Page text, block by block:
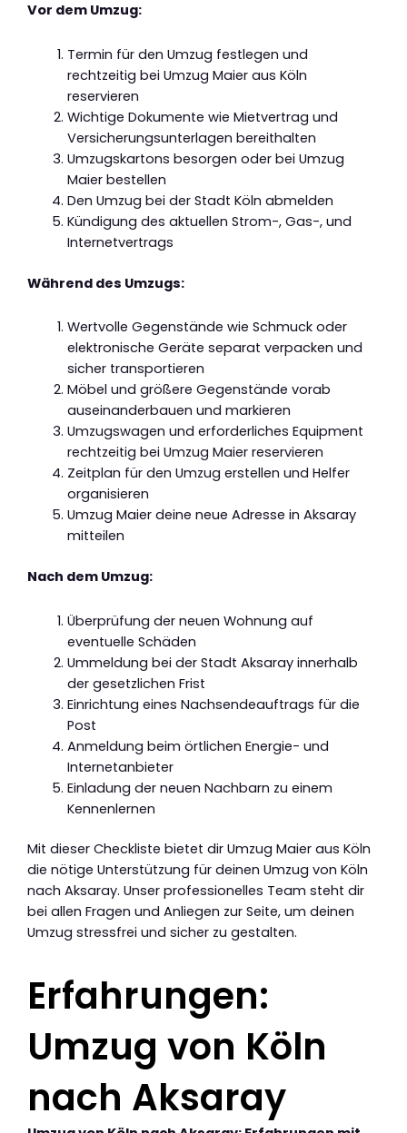
Vor dem Umzug:
Termin für den Umzug festlegen und
rechtzeitig bei Umzug Maier aus Köln
reservieren
Wichtige Dokumente wie Mietvertrag und
Versicherungsunterlagen bereithalten
Umzugskartons besorgen oder bei Umzug
Maier bestellen
Den Umzug bei der Stadt Köln abmelden
Kündigung des aktuellen Strom-, Gas-, und
Internetvertrags
Während des Umzugs:
Wertvolle Gegenstände wie Schmuck oder
elektronische Geräte separat verpacken und
sicher transportieren
Möbel und größere Gegenstände vorab
auseinanderbauen und markieren
Umzugswagen und erforderliches Equipment
rechtzeitig bei Umzug Maier reservieren
Zeitplan für den Umzug erstellen und Helfer
organisieren
Umzug Maier deine neue Adresse in Aksaray
mitteilen
Nach dem Umzug:
Überprüfung der neuen Wohnung auf
eventuelle Schäden
Ummeldung bei der Stadt Aksaray innerhalb
der gesetzlichen Frist
Einrichtung eines Nachsendeauftrags für die
Post
Anmeldung beim örtlichen Energie- und
Internetanbieter
Einladung der neuen Nachbarn zu einem
Kennenlernen
Mit dieser Checkliste bietet dir Umzug Maier aus Köln
die nötige Unterstützung für deinen Umzug von Köln
nach Aksaray. Unser professionelles Team steht dir
bei allen Fragen und Anliegen zur Seite, um deinen
Umzug stressfrei und sicher zu gestalten.
Erfahrungen:
Umzug von Köln
nach Aksaray